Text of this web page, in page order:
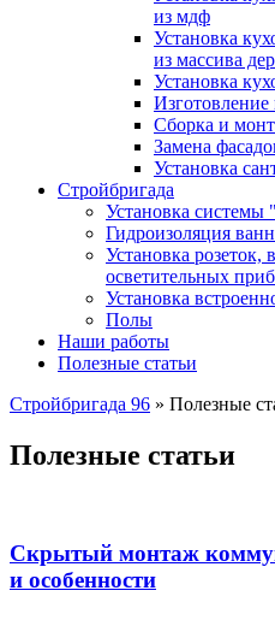
из мдф
Установка
из массива
Установка
Изготовление
Сборка и
Замена
Установка
Стройбригада
Установка
Гидроизоляция
Установка розеток,
осветительных
Установка
Полы
Наши работы
Полезные статьи
Стройбригада 96 » Полезные
Полезные статьи
Скрытый монтаж
и особенности